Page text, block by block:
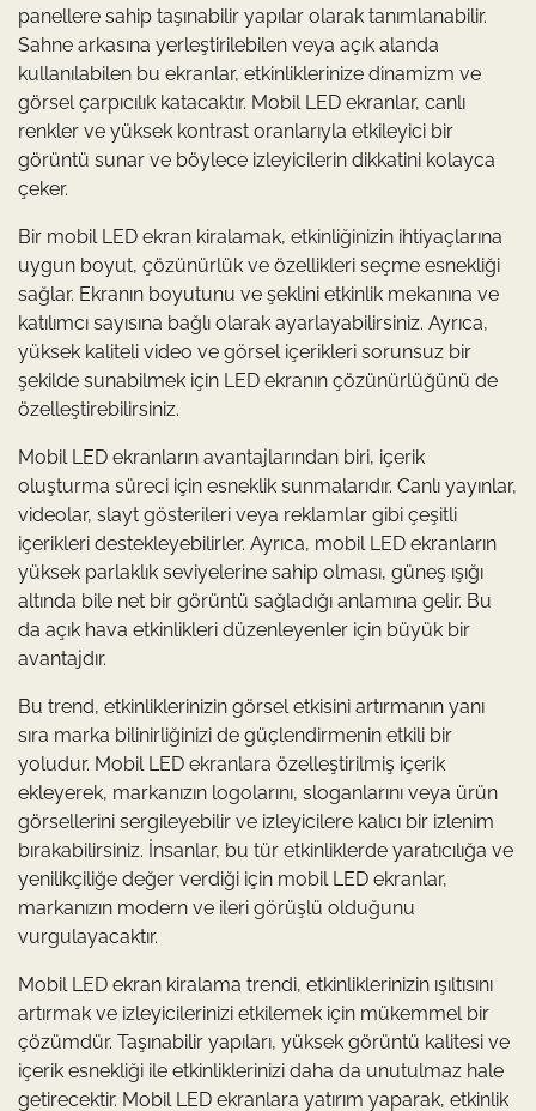
panellere sahip taşınabilir yapılar olarak tanımlanabilir.
Sahne arkasına yerleştirilebilen veya açık alanda
kullanılabilen bu ekranlar, etkinliklerinize dinamizm ve
görsel çarpıcılık katacaktır. Mobil LED ekranlar, canlı
renkler ve yüksek kontrast oranlarıyla etkileyici bir
görüntü sunar ve böylece izleyicilerin dikkatini kolayca
çeker.
Bir mobil LED ekran kiralamak, etkinliğinizin ihtiyaçlarına
uygun boyut, çözünürlük ve özellikleri seçme esnekliği
sağlar. Ekranın boyutunu ve şeklini etkinlik mekanına ve
katılımcı sayısına bağlı olarak ayarlayabilirsiniz. Ayrıca,
yüksek kaliteli video ve görsel içerikleri sorunsuz bir
şekilde sunabilmek için LED ekranın çözünürlüğünü de
özelleştirebilirsiniz.
Mobil LED ekranların avantajlarından biri, içerik
oluşturma süreci için esneklik sunmalarıdır. Canlı yayınlar,
videolar, slayt gösterileri veya reklamlar gibi çeşitli
içerikleri destekleyebilirler. Ayrıca, mobil LED ekranların
yüksek parlaklık seviyelerine sahip olması, güneş ışığı
altında bile net bir görüntü sağladığı anlamına gelir. Bu
da açık hava etkinlikleri düzenleyenler için büyük bir
avantajdır.
Bu trend, etkinliklerinizin görsel etkisini artırmanın yanı
sıra marka bilinirliğinizi de güçlendirmenin etkili bir
yoludur. Mobil LED ekranlara özelleştirilmiş içerik
ekleyerek, markanızın logolarını, sloganlarını veya ürün
görsellerini sergileyebilir ve izleyicilere kalıcı bir izlenim
bırakabilirsiniz. İnsanlar, bu tür etkinliklerde yaratıcılığa ve
yenilikçiliğe değer verdiği için mobil LED ekranlar,
markanızın modern ve ileri görüşlü olduğunu
vurgulayacaktır.
Mobil LED ekran kiralama trendi, etkinliklerinizin ışıltısını
artırmak ve izleyicilerinizi etkilemek için mükemmel bir
çözümdür. Taşınabilir yapıları, yüksek görüntü kalitesi ve
içerik esnekliği ile etkinliklerinizi daha da unutulmaz hale
getirecektir. Mobil LED ekranlara yatırım yaparak, etkinlik